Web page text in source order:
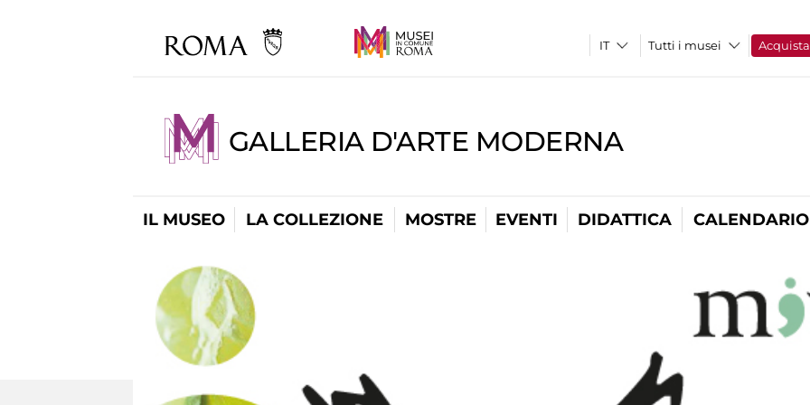
Tutti i musei Acquista
GALLERIA D'ARTE MODERNA
IL MUSEO LA COLLEZIONE MOSTRE EVENTI DIDATTICA CALENDARIO